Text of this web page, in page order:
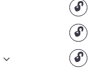
🔓
🔓
🔓